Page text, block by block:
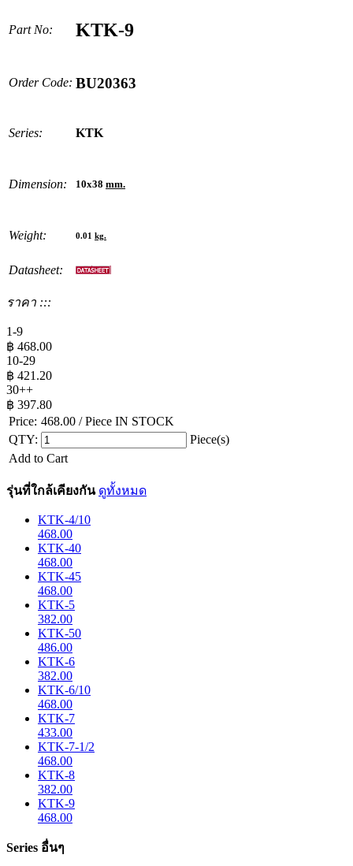
Part No: KTK-9
Order Code: BU20363
Series: KTK
Dimension: 10x38 mm.
Weight: 0.01 kg.
Datasheet:
ราคา :::
1-9
฿ 468.00
10-29
฿ 421.20
30++
฿ 397.80
Price: 468.00 / Piece IN STOCK
QTY:
Piece(s)
Add to Cart
รุ่นที่ใกล้เคียงกัน ดูทั้งหมด
KTK-4/10
468.00
KTK-40
468.00
KTK-45
468.00
KTK-5
382.00
KTK-50
486.00
KTK-6
382.00
KTK-6/10
468.00
KTK-7
433.00
KTK-7-1/2
468.00
KTK-8
382.00
KTK-9
468.00
Series อื่นๆ